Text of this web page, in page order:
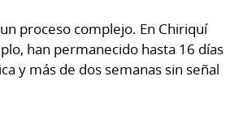
proceso complejo. En Chiriquí
han permanecido hasta 16 días
y más de dos semanas sin señal